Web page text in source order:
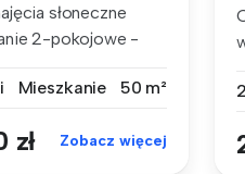
słoneczne
2-pokojowe -
Mieszkanie 50 m²
zł Zobacz więcej